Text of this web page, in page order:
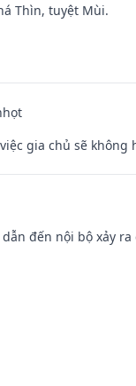
Thìn, tuyệt Mùi.
gia chủ sẽ không
đến nội bộ xảy